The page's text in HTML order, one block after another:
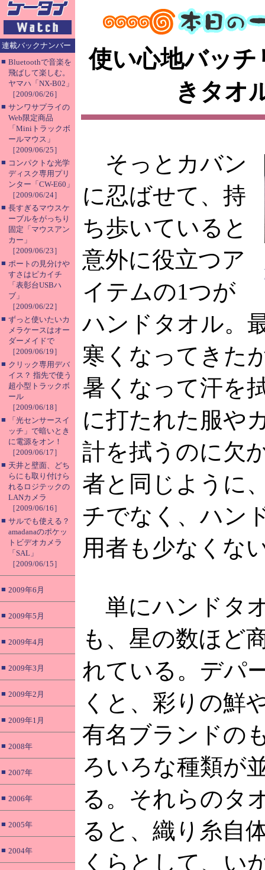
連載バックナンバー
■ Bluetoothで音楽を
飛ばして楽しむ。
ヤマハ「NX-B02」
［2009/06/26］
■ サンワサプライの
Web限定商品
「Miniトラックボ
ールマウス」
［2009/06/25］
■ コンパクトな光学
ディスク専用プリ
ンター「CW-E60」
［2009/06/24］
■ 長すぎるマウスケ
ーブルをがっちり
固定「マウスアン
カー」
［2009/06/23］
■ ポートの見分けや
すさはピカイチ
「表彰台USBハ
ブ」
［2009/06/22］
■ ずっと使いたいカ
メラケースはオー
ダーメイドで
［2009/06/19］
■ クリック専用デバ
イス？ 指先で使う
超小型トラックボ
ール
［2009/06/18］
■
「光センサースイ
ッチ」で暗いとき
に電源をオン！
［2009/06/17］
■ 天井と壁面、どち
らにも取り付けら
れるロジテックの
LANカメラ
［2009/06/16］
■ サルでも使える？
amadanaのポケッ
トビデオカメラ
「SAL」
［2009/06/15］
■ 2009年6月
■ 2009年5月
■ 2009年4月
■ 2009年3月
■ 2009年2月
■ 2009年1月
■ 2008年
■ 2007年
■ 2006年
■ 2005年
■ 2004年
使い心地バッチ
きタオ
そっとカバン
に忍ばせて、持
ち歩いていると
意外に役立つア
イテムの1つが
ハンドタオル。
寒くなってきた
暑くなって汗を
に打たれた服や
計を拭うのに欠
者と同じように
チでなく、ハン
用者も少なくな
単にハンドタ
も、星の数ほど
れている。デパ
くと、彩りの鮮
有名ブランドの
ろいろな種類が
る。それらのタ
ると、織り糸自
くらとして、い